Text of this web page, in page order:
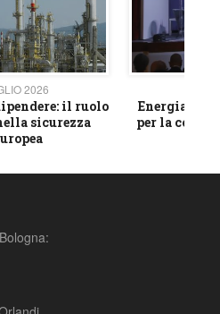
2026
il ruolo
sicurezza
Energia e
per la